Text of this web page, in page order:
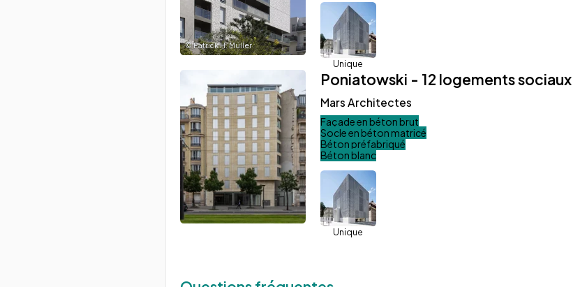
©Patrick H. Müller
Unique
Poniatowski - 12 logements sociaux
Mars Architectes
Façade en béton brut
Socle en béton matricé
Béton préfabriqué
Béton blanc
Unique